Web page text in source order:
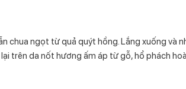
chua ngọt từ quả quýt hồng. Lắng xuống
trên da nốt hương ấm áp từ gỗ, hổ phách